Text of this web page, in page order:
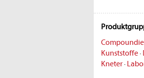
Kunststoffe·
Kneter·